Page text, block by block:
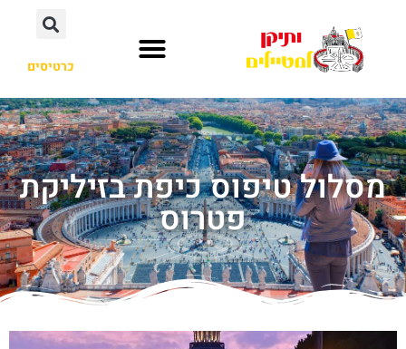
כרטיסים
מסלול טיפוס כיפת בזיליקת
פטרוס